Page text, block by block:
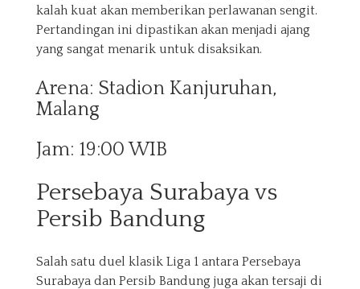
kalah kuat akan memberikan perlawanan sengit.
Pertandingan ini dipastikan akan menjadi ajang
yang sangat menarik untuk disaksikan.
Arena: Stadion Kanjuruhan,
Malang
Jam: 19:00 WIB
Persebaya Surabaya vs
Persib Bandung
Salah satu duel klasik Liga 1 antara Persebaya
Surabaya dan Persib Bandung juga akan tersaji di